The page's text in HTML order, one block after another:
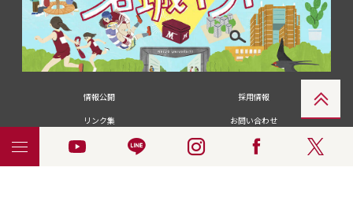
情報公開
採用情報
リンク集
お問い合わせ
メディアの皆さま
卒業生の皆さま